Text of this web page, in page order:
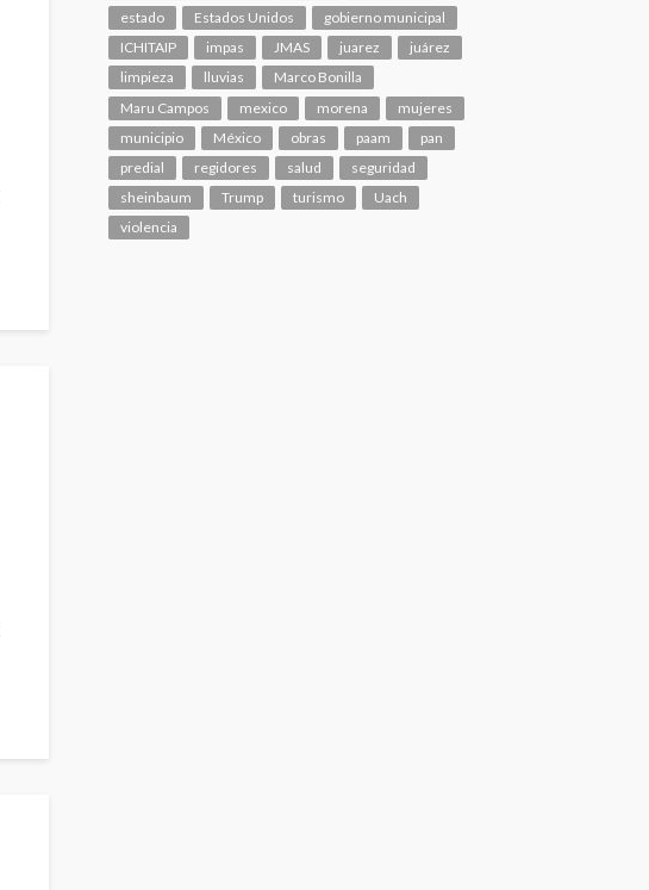
estado
Estados Unidos
gobierno municipal
ICHITAIP
impas JMAS juarez
juárez
limpieza
lluvias
Marco Bonilla
Maru Campos
mexico morena
mujeres
municipio
México obras paam
pan
predial
regidores salud
seguridad
sheinbaum
Trump turismo
Uach
violencia